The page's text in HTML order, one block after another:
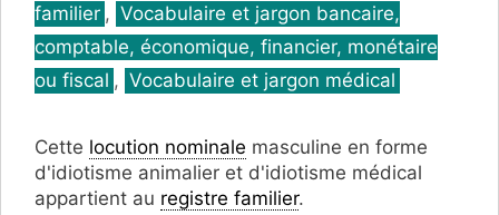
familier , Vocabulaire et jargon bancaire,
comptable, économique, financier, monétaire
ou fiscal , Vocabulaire et jargon médical
Cette locution nominale masculine en forme
d'idiotisme animalier et d'idiotisme médical
appartient au registre familier.